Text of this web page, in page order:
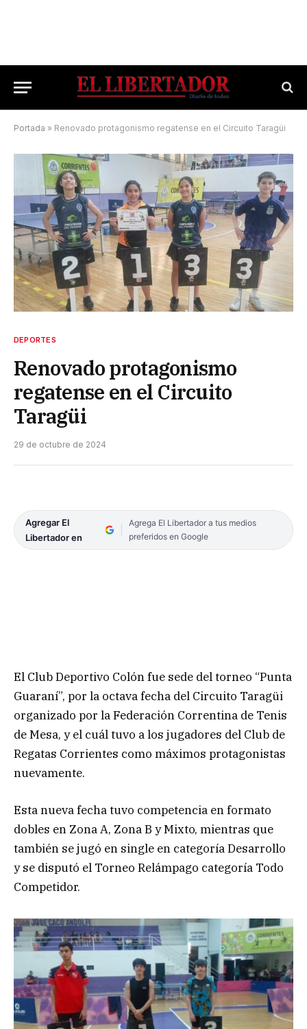
Portada » Renovado protagonismo regatense en el Circuito Taragüi
DEPORTES
Renovado protagonismo
regatense en el Circuito
Taragüi
29 de octubre de 2024
Agregar El
Libertador en
Agrega El Libertador a tus medios
preferidos en Google
El Club Deportivo Colón fue sede del torneo “Punta
Guaraní”, por la octava fecha del Circuito Taragüi
organizado por la Federación Correntina de Tenis
de Mesa, y el cuál tuvo a los jugadores del Club de
Regatas Corrientes como máximos protagonistas
nuevamente.
Esta nueva fecha tuvo competencia en formato
dobles en Zona A, Zona B y Mixto, mientras que
también se jugó en single en categoría Desarrollo
y se disputó el Torneo Relámpago categoría Todo
Competidor.